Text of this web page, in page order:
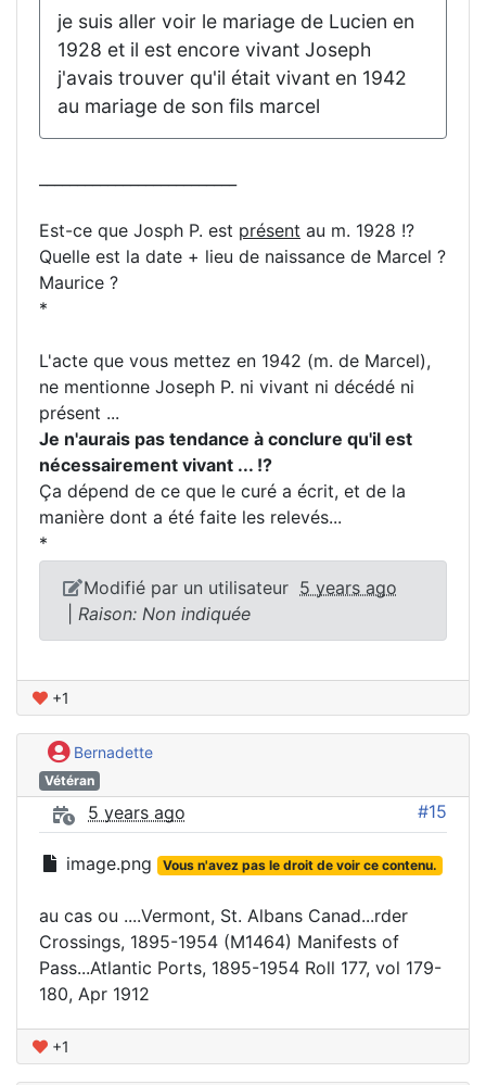
je suis aller voir le mariage de Lucien en
1928 et il est encore vivant Joseph
j'avais trouver qu'il était vivant en 1942
au mariage de son fils marcel
Est-ce que Josph P. est présent au m. 1928 !?
Quelle est la date + lieu de naissance de Marcel ?
Maurice ?
*
L'acte que vous mettez en 1942 (m. de Marcel),
ne mentionne Joseph P. ni vivant ni décédé ni
présent ...
Je n'aurais pas tendance à conclure qu'il est
nécessairement vivant ... !?
Ça dépend de ce que le curé a écrit, et de la
manière dont a été faite les relevés...
*
Modifié par un utilisateur 5 years ago
Raison: Non indiquée
+1
Bernadette
Vétéran
5 years ago #15
image.png Vous n'avez pas le droit de voir ce contenu.
au cas ou ....Vermont, St. Albans Canad...rder
Crossings, 1895-1954 (M1464) Manifests of
Pass...Atlantic Ports, 1895-1954 Roll 177, vol 179-
180, Apr 1912
+1